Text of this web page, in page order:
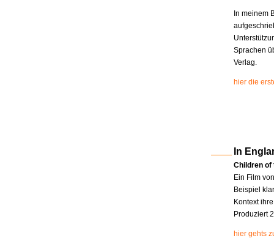
In meinem
Sprachen
Verlag.
hier die
In
Children of
Ein Film
Beispiel
Kontext
Produziert
hier gehts